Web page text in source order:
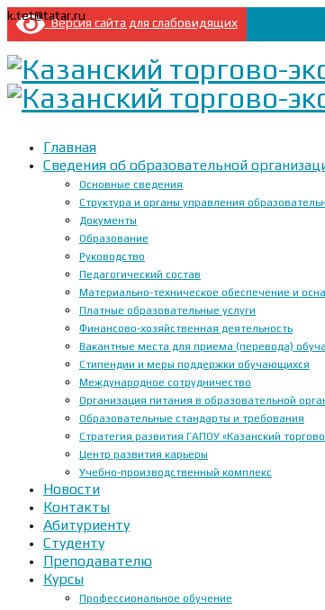
Версия сайта для слабовидящих
k.tet@tatar.ru
Главная
Сведения об образовательной
Основные сведения
Структура и органы управления
Документы
Образование
Руководство
Педагогический состав
Материально-техническое обеспечение и
Платные образовательные услуги
Финансово-хозяйственная деятельность
Вакантные места для приема (перевода)
Стипендии и меры поддержки обучающихся
Международное сотрудничество
Организация питания в образовательной
Образовательные стандарты и требования
Стратегия развития ГАПОУ «Казанский
Центр развития карьеры
Учебно-производственный комплекс
Новости
Контакты
Абитуриенту
Студенту
Преподавателю
Курсы
Профессиональное обучение